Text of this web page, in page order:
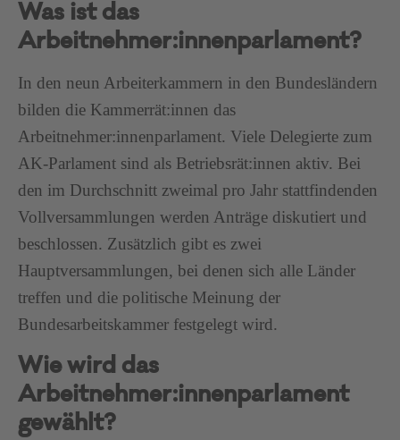
Was ist das
Arbeitnehmer:innenparlament?
In den neun Arbeiterkammern in den Bundesländern
bilden die Kammerrät:innen das
Arbeitnehmer:innenparlament. Viele Delegierte zum
AK-Parlament sind als Betriebsrät:innen aktiv. Bei
den im Durchschnitt zweimal pro Jahr stattfindenden
Vollversammlungen werden Anträge diskutiert und
beschlossen. Zusätzlich gibt es zwei
Hauptversammlungen, bei denen sich alle Länder
treffen und die politische Meinung der
Bundesarbeitskammer festgelegt wird.
Wie wird das
Arbeitnehmer:innenparlament
gewählt?